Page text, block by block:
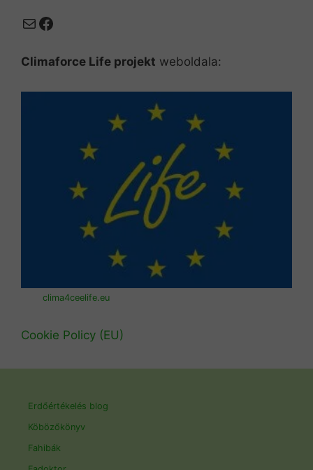
MailFacebook
Climaforce Life projekt weboldala:
clima4ceelife.eu
Cookie Policy (EU)
Erdőértékelés blog
Köbözőkönyv
Fahibák